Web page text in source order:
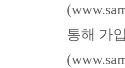
통해 가